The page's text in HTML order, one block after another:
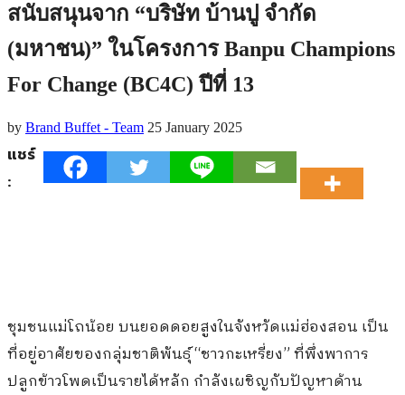
สนับสนุนจาก “บริษัท บ้านปู จำกัด
(มหาชน)” ในโครงการ Banpu Champions
For Change (BC4C) ปีที่ 13
by Brand Buffet - Team 25 January 2025
แชร์
:
ชุมชนแม่โถน้อย บนยอดดอยสูงในจังหวัดแม่ฮ่องสอน เป็น
ที่อยู่อาศัยของกลุ่มชาติพันธุ์ “ชาวกะเหรี่ยง” ที่พึ่งพาการ
ปลูกข้าวโพดเป็นรายได้หลัก กำลังเผชิญกับปัญหาด้าน